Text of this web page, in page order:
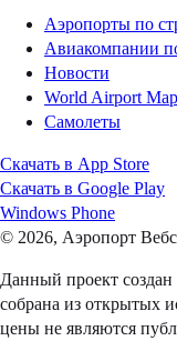
Аэропорты по
Авиакомпании
Новости
World Airport Map
Самолеты
Скачать в App Store
Скачать в Google Play
Windows Phone
© 2026, Аэропорт
Данный проект
собрана из открытых
цены не являются